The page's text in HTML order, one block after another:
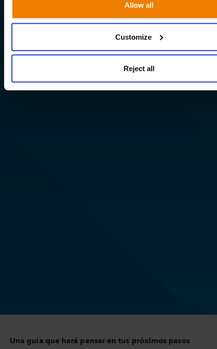
Allow all
Customize
Reject all
Una guía que hará pensar en tus próximos pasos